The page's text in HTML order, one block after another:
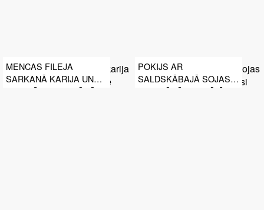
MENCAS FILEJA
SARKANĀ KARIJA UN
APELSĪNU MARINĀDĒ
POKIJS AR
SALDSKĀBAJĀ SOJAS
MARINĀDĒ MAZSĀLĪTU